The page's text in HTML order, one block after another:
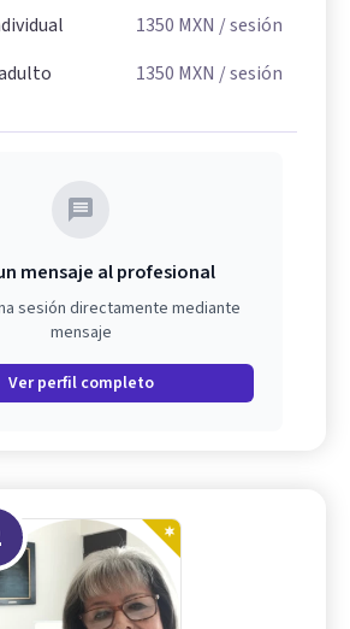
1350 MXN / sesión
1350 MXN / sesión
mensaje al profesional
sesión directamente mediante
mensaje
Ver perfil completo